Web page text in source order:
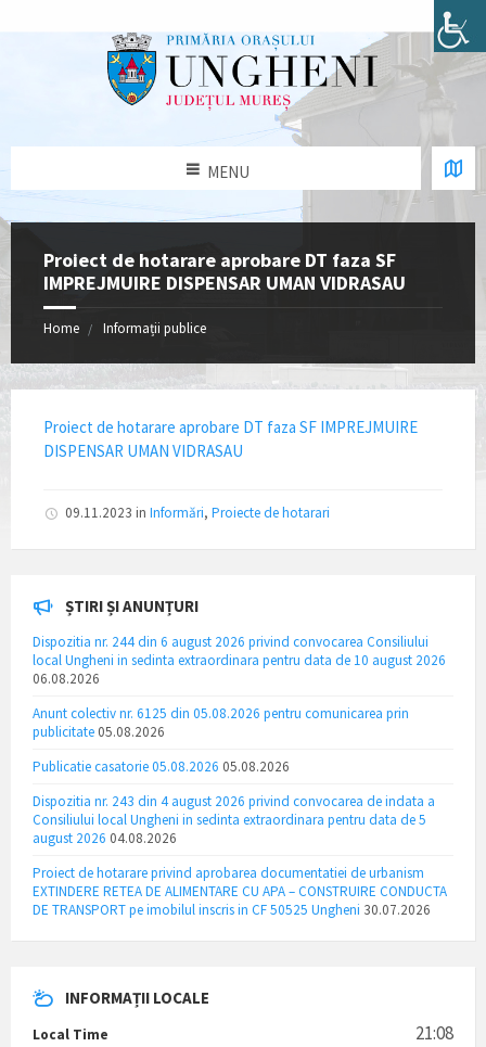
MENU
Proiect de hotarare aprobare DT faza SF
IMPREJMUIRE DISPENSAR UMAN VIDRASAU
Home Informații publice
Proiect de hotarare aprobare DT faza SF IMPREJMUIRE
DISPENSAR UMAN VIDRASAU
09.11.2023 in Informări, Proiecte de hotarari
ȘTIRI ȘI ANUNȚURI
Dispozitia nr. 244 din 6 august 2026 privind convocarea Consiliului
local Ungheni in sedinta extraordinara pentru data de 10 august 2026
06.08.2026
Anunt colectiv nr. 6125 din 05.08.2026 pentru comunicarea prin
publicitate 05.08.2026
Publicatie casatorie 05.08.2026 05.08.2026
Dispozitia nr. 243 din 4 august 2026 privind convocarea de indata a
Consiliului local Ungheni in sedinta extraordinara pentru data de 5
august 2026 04.08.2026
Proiect de hotarare privind aprobarea documentatiei de urbanism
EXTINDERE RETEA DE ALIMENTARE CU APA – CONSTRUIRE CONDUCTA
DE TRANSPORT pe imobilul inscris in CF 50525 Ungheni 30.07.2026
INFORMAȚII LOCALE
Local Time 21:08